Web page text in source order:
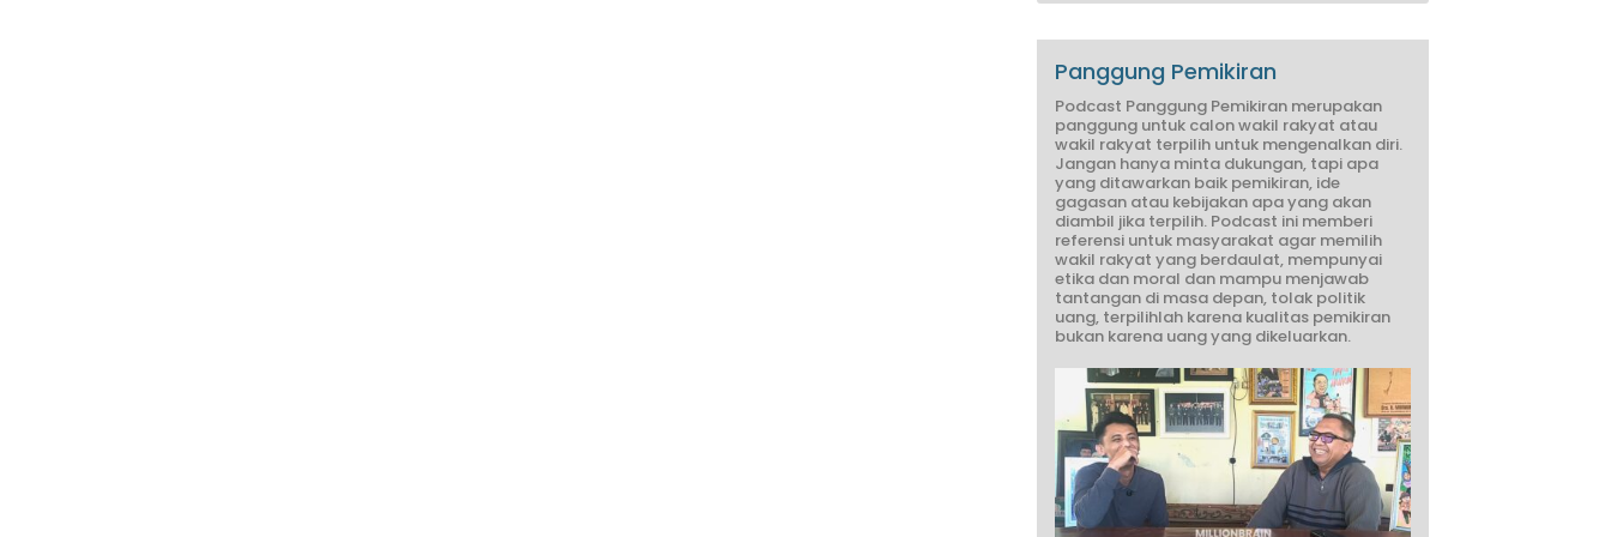
Panggung Pemikiran
Podcast Panggung Pemikiran merupakan
panggung untuk calon wakil rakyat atau
wakil rakyat terpilih untuk mengenalkan diri.
Jangan hanya minta dukungan, tapi apa
yang ditawarkan baik pemikiran, ide
gagasan atau kebijakan apa yang akan
diambil jika terpilih. Podcast ini memberi
referensi untuk masyarakat agar memilih
wakil rakyat yang berdaulat, mempunyai
etika dan moral dan mampu menjawab
tantangan di masa depan, tolak politik
uang, terpilihlah karena kualitas pemikiran
bukan karena uang yang dikeluarkan.